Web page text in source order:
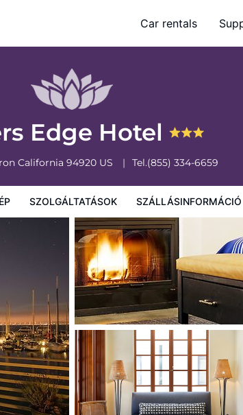
Car rentals
Edge Hotel
California 94920 US Tel.(855) 334-6659
SZOLGÁLTATÁSOK SZÁLLÁSINFORMÁCIÓ
A szálláshely szabályzata